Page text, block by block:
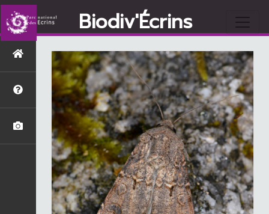
Biodiv'Écrins